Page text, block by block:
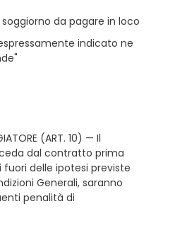
da pagare in loco
indicato ne
(ART. 10) — Il
dal contratto prima
fuori delle ipotesi previste
Generali, saranno
penalità di